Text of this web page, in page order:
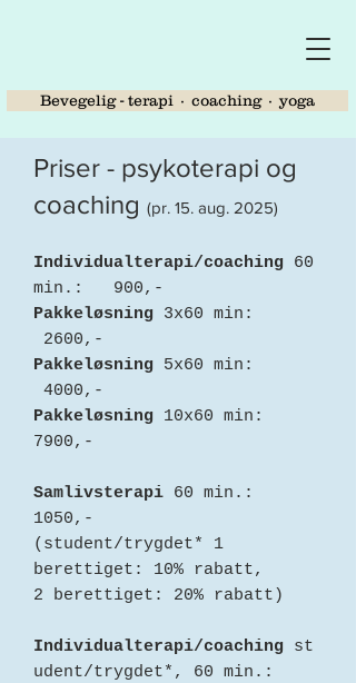
Bevegelig - terapi ∙ coaching ∙ yoga
Priser - psykoterapi og
coaching (pr. 15. aug. 2025)
Individualterapi/coaching 60
min.: 900,-
Pakkeløsning 3x60 min:
2600,-
Pakkeløsning 5x60 min:
4000,-
Pakkeløsning 10x60 min:
7900,-
Samlivsterapi 60 min.:
1050,-
(student/trygdet* 1
berettiget: 10% rabatt,
2 berettiget: 20% rabatt)
Individualterapi/coaching st
udent/trygdet*, 60 min.: